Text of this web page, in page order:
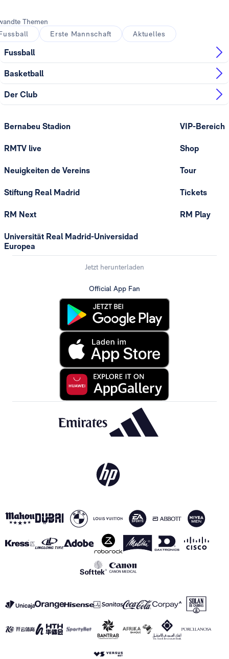
Themen
Erste Mannschaft Aktuelles
Fussball
Basketball
Der Club
Bernabeu Stadion
RMTV live
Neuigkeiten de Vereins
Stiftung Real Madrid
RM Next
Universität Real Madrid-Universidad
Europea
VIP-Bereich
Shop
Tour
Tickets
RM Play
Jetzt herunterladen
Official App Fan